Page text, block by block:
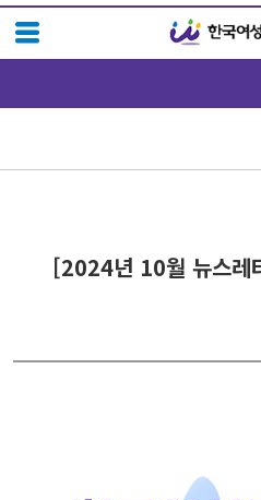
[2024년 10월 뉴스레